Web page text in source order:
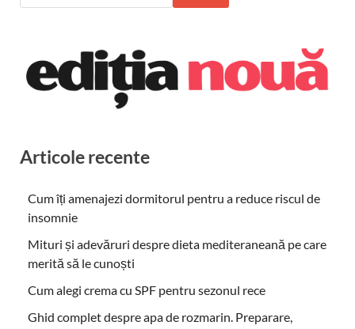
Articole recente
Cum îți amenajezi dormitorul pentru a reduce riscul de
insomnie
Mituri și adevăruri despre dieta mediteraneană pe care
merită să le cunoști
Cum alegi crema cu SPF pentru sezonul rece
Ghid complet despre apa de rozmarin. Preparare,